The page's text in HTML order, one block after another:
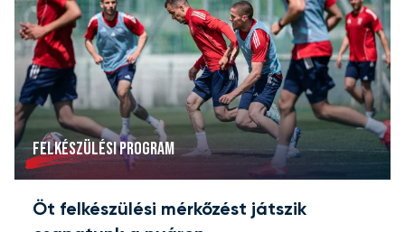
FELKÉSZÜLÉSI PROGRAM
Öt felkészülési mérkőzést játszik